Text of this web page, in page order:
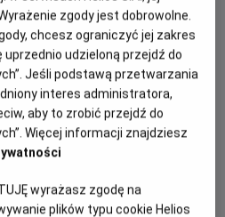
SCENARIUSZ
Tarik Saleh
Dabis
SZCZEGÓŁÓW
Fares) to największa
jest “faraonem ekranu”.
prezydent Egiptu Abd al-
aby gwiazdor zagrał
gloryfikującym
zgody jest dobrowolne.
chcesz ograniczyć jej zakres
udzieloną przejdź do
Jeśli podstawą przetwarzania
interes administratora,
aby to zrobić przejdź do
Więcej informacji znajdziesz
wyrażasz zgodę na
plików typu cookie Helios